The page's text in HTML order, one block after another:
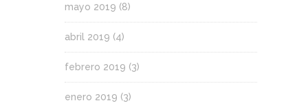
mayo 2019 (8)
abril 2019 (4)
febrero 2019 (3)
enero 2019 (3)